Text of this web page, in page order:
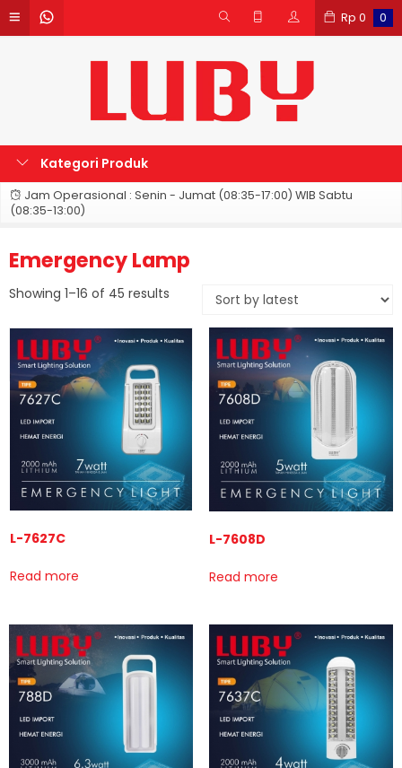
Rp 0 0
Kategori Produk
Jam Operasional : Senin - Jumat (08:35-17:00) WIB Sabtu
(08:35-13:00)
Emergency Lamp
Showing 1–16 of 45 results
latest
L-7627C
Read more
L-7608D
Read more